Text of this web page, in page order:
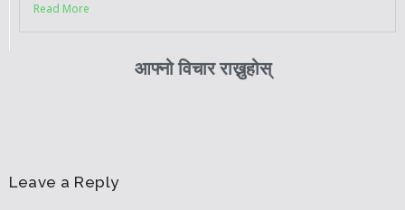
Read More
आफ्नो विचार राख्नुहोस्
Leave a Reply